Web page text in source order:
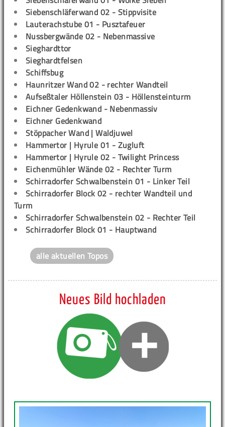
Siebenschläferwand 02 - Stippvisite
Lauterachstube 01 - Pusztafeuer
Nussbergwände 02 - Nebenmassive
Sieghardttor
Sieghardtfelsen
Schiffsbug
Haunritzer Wand 02 - rechter Wandteil
Aufseßtaler Höllenstein 03 - Höllensteinturm
Eichner Gedenkwand - Nebenmassiv
Eichner Gedenkwand
Stöppacher Wand | Waldjuwel
Hammertor | Hyrule 01 - Zugluft
Hammertor | Hyrule 02 - Twilight Princess
Eichenmühler Wände 02 - Rechter Turm
Schirradorfer Schwalbenstein 01 - Linker Teil
Schirradorfer Block 02 - rechter Wandteil und
Turm
Schirradorfer Schwalbenstein 02 - Rechter Teil
Schirradorfer Block 01 - Hauptwand
alle aktuellen Topos
Neues Bild hochladen